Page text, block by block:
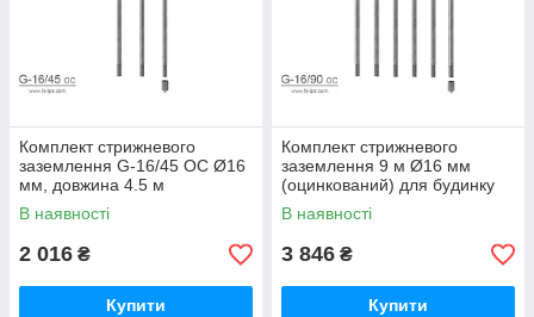
Комплект стрижневого
заземлення G-16/45 OC Ø16
мм, довжина 4.5 м
(Оцинкований) для будинку,
СЕС та блискавкозахисту
В наявності
2 016 ₴
Купити
Комплект стрижневого
заземлення 9 м Ø16 мм
(оцинкований) для будинку
та блискавкозахисту G-16/90
OC
В наявності
3 846 ₴
Купити